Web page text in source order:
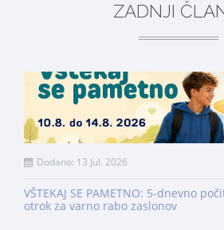
ZADNJI
Dodano: 13 Jul. 2026
VŠTEKAJ SE PAMETNO: 5-dnevno
otrok za varno rabo zaslonov